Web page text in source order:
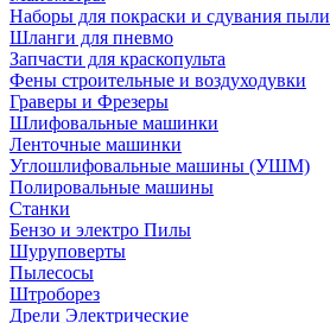
Наборы для покраски и сдувания пыли
Шланги для пневмо
Запчасти для краскопульта
Фены строительные и воздуходувки
Граверы и Фрезеры
Шлифовальные машинки
Ленточные машинки
Углошлифовальные машины (УШМ)
Полировальные машины
Станки
Бензо и электро Пилы
Шуруповерты
Пылесосы
Штроборез
Дрели Электрические